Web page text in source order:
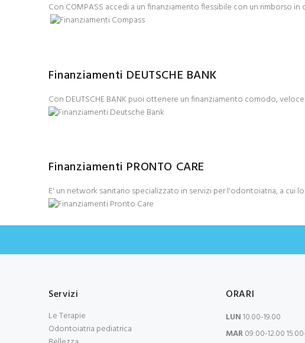
Con COMPASS accedi a un finanziamento flessibile con un rimborso
Finanziamenti DEUTSCHE BANK
Con DEUTSCHE BANK puoi ottenere un finanziamento comodo,
Finanziamenti PRONTO CARE
E' un network sanitario specializzato in servizi per l'odontoiatria, a cui
Servizi
Le Terapie
Odontoiatria pediatrica
ORARI
LUN10.00-19.00
MAR09:00-12.00